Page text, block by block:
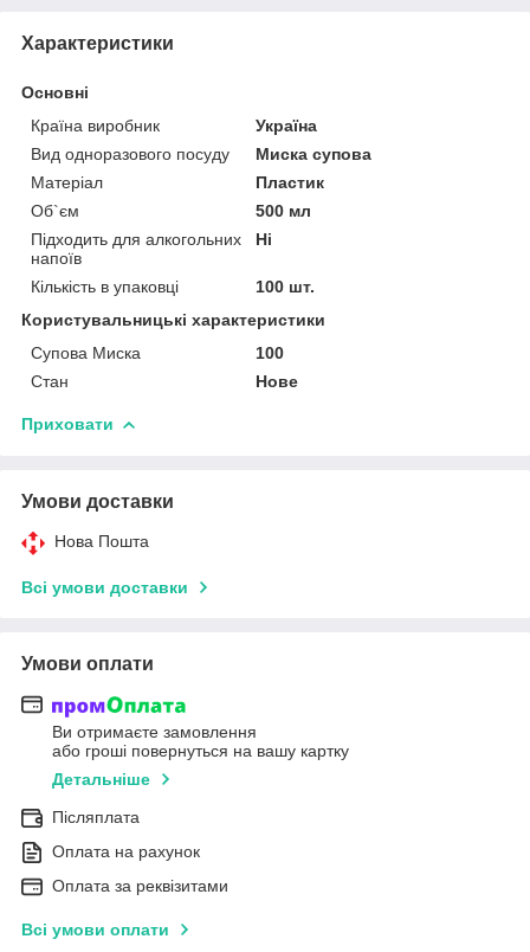
Характеристики
Основні
Країна виробник
Україна
Вид одноразового посуду
Миска супова
Матеріал
Пластик
Об`єм
500 мл
Підходить для алкогольних
напоїв
Ні
Кількість в упаковці
100 шт.
Користувальницькі характеристики
Супова Миска
100
Стан
Нове
Приховати
Умови доставки
Нова Пошта
Всі умови доставки
Умови оплати
Ви отримаєте замовлення
або гроші повернуться на вашу картку
Детальніше
Післяплата
Оплата на рахунок
Оплата за реквізитами
Всі умови оплати